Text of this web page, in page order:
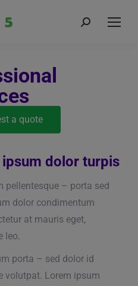
unelte
a quote
dolor turpis
pellentesque – porta sed
dolor condimentum
at mauris eget,
leo.
porta – sed dolor id
volutpat. Lorem ipsum